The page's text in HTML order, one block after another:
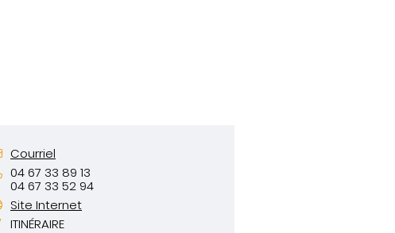
Courriel
04 67 33 89 13
04 67 33 52 94
Site Internet
ITINÉRAIRE